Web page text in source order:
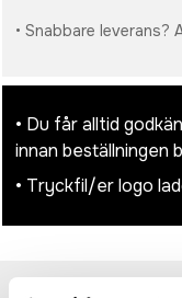
• Snabbare leverans?
• Du får alltid
innan beställningen
• Tryckfil/er logo